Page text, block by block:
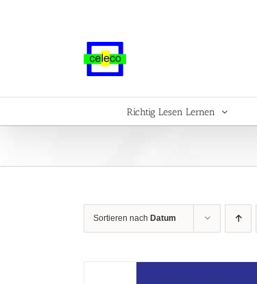
Richtig Lesen Lernen
Sortieren nach Datum